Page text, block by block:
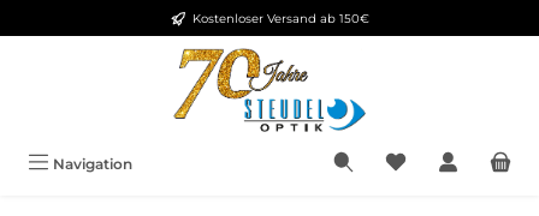
Zum Hauptinhalt springenKostenloser Versand ab 150€
Navigation